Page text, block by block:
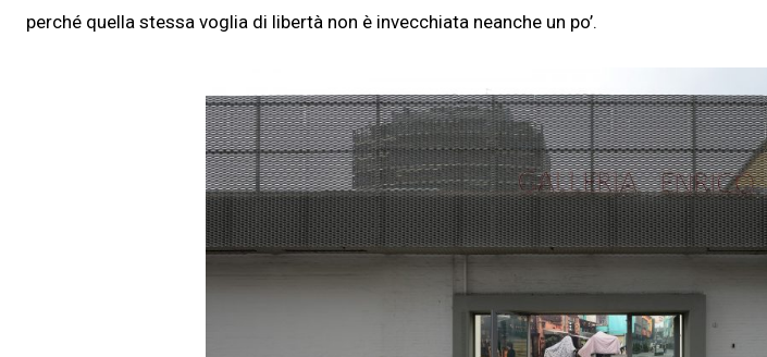
perché quella stessa voglia di libertà non è invecchiata neanche un po’.